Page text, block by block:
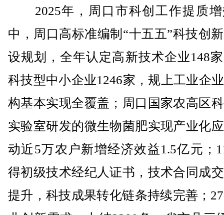
2025年，周口市科创工作提质增
中，周口高标准编制“十五五”科技创
设规划，全年认定高新技术企业148
科技型中小企业1246家，规上工业企
构基本实现全覆盖；周口国家农高区
实验室研发的微生物菌肥实现产业化
动近5万农户新增经济效益1.5亿元；
得初级技术经纪人证书，技术合同成
提升，科技成果转化链条持续完善；